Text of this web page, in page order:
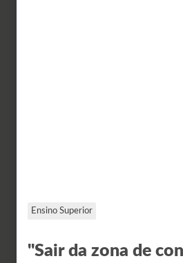
Ensino Superior
"Sair da zona de